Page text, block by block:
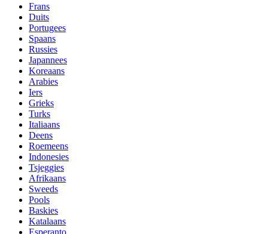
Frans
Duits
Portugees
Spaans
Russies
Japannees
Koreaans
Arabies
Iers
Grieks
Turks
Italiaans
Deens
Roemeens
Indonesies
Tsjeggies
Afrikaans
Sweeds
Pools
Baskies
Katalaans
Esperanto